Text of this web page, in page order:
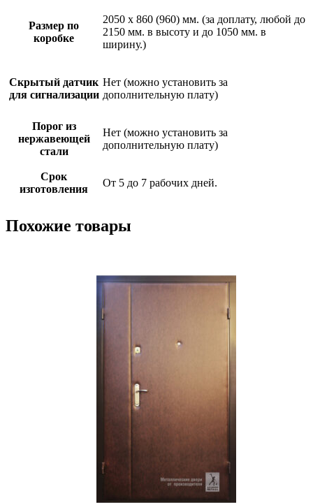
Размер по
коробке
2050 х 860 (960) мм. (за доплату, любой до
2150 мм. в высоту и до 1050 мм. в
ширину.)
Скрытый датчик
для сигнализации
Нет (можно установить за
дополнительную плату)
Порог из
нержавеющей
стали
Нет (можно установить за
дополнительную плату)
Срок
изготовления
От 5 до 7 рабочих дней.
Похожие товары